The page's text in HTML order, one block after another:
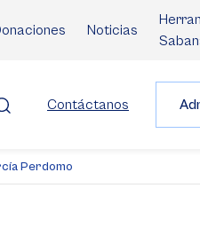
Noticias
Contáctanos
Perdomo